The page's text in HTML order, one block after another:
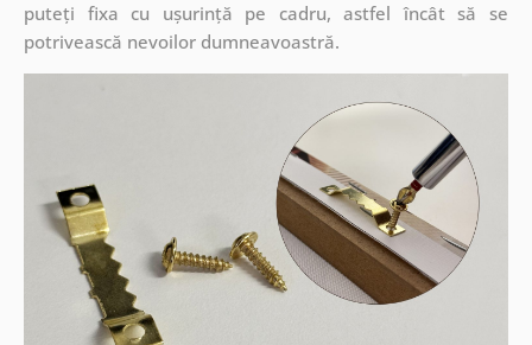
puteți fixa cu ușurință pe cadru, astfel încât să se
potrivească nevoilor dumneavoastră.